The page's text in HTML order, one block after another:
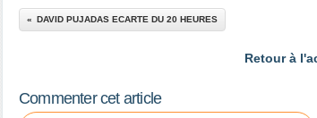
DAVID PUJADAS ECARTE DU 20 HEURES
Retour à
Commenter cet article